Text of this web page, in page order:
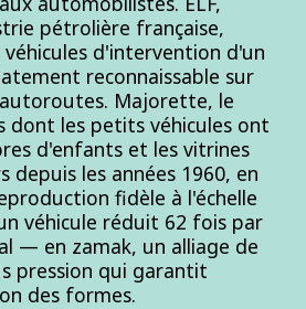
pétrolière française,
d'intervention d'un
reconnaissable sur
Majorette, le
dont les petits véhicules ont
d'enfants et les vitrines
depuis les années 1960, en
fidèle à l'échelle
véhicule réduit 62 fois par
— en zamak, un alliage de
pression qui garantit
des formes.